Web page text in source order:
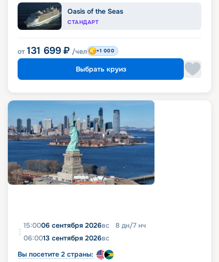
Oasis of the Seas
СТАНДАРТ
от 131 699 ₽ /чел +1 000
Выбрать круиз
15:0006 сентября 2026вс 8 дн/7 нч
06:0013 сентября 2026вс
Вы посетите 2 страны: